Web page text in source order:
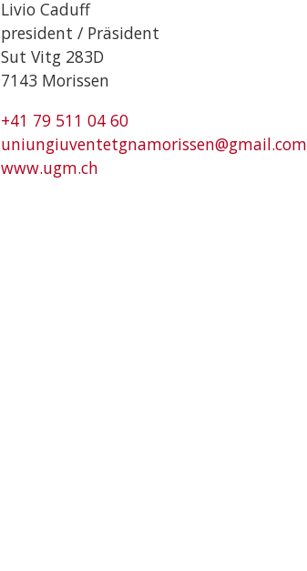
Livio Caduff
president / Präsident
Sut Vitg 283D
7143 Morissen
+41 79 511 04 60
uniungiuventetgnamorissen@gmail.com
www.ugm.ch